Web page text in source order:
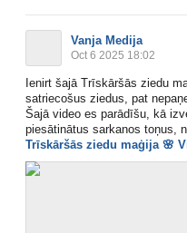
Vanja Medija
Oct 6 2025 18:02
Ienirt šajā Trīskāršās ziedu
satriecošus ziedus, pat
Šajā video es parādīšu, kā
piesātinātus sarkanos toņus,
Trīskāršās ziedu maģija 🌸